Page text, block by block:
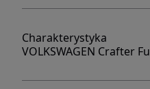
Charakterystyka
VOLKSWAGEN Crafter